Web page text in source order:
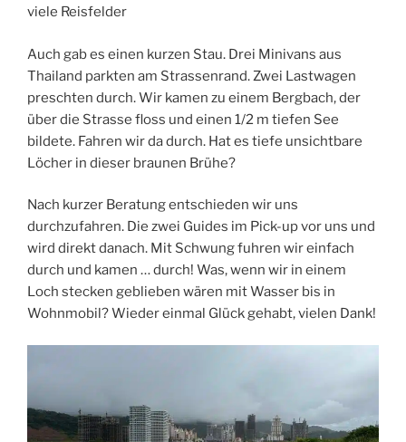
viele Reisfelder
Auch gab es einen kurzen Stau. Drei Minivans aus
Thailand parkten am Strassenrand. Zwei Lastwagen
preschten durch. Wir kamen zu einem Bergbach, der
über die Strasse floss und einen 1/2 m tiefen See
bildete. Fahren wir da durch. Hat es tiefe unsichtbare
Löcher in dieser braunen Brühe?
Nach kurzer Beratung entschieden wir uns
durchzufahren. Die zwei Guides im Pick-up vor uns und
wird direkt danach. Mit Schwung fuhren wir einfach
durch und kamen … durch! Was, wenn wir in einem
Loch stecken geblieben wären mit Wasser bis in
Wohnmobil? Wieder einmal Glück gehabt, vielen Dank!